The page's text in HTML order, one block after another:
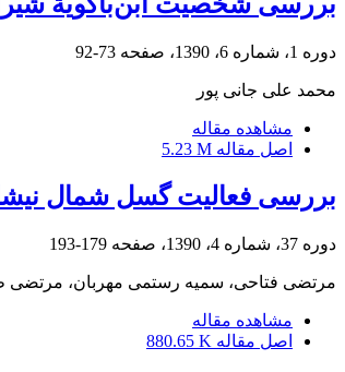
دوره 1، شماره 6، 1390، صفحه 73-92
محمد علی جانی پور
مشاهده مقاله
اصل مقاله 5.23 M
بررسی فعالیت گسل شمال
دوره 37، شماره 4، 1390، صفحه 179-193
مرتضی فتاحی، سمیه رستمی مهربان، مرتضی
مشاهده مقاله
اصل مقاله 880.65 K